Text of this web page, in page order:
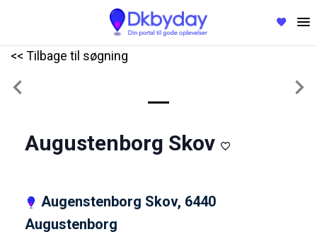
<< Tilbage til søgning
Previous
Augustenborg Skov
Augenstenborg Skov, 6440
Augustenborg